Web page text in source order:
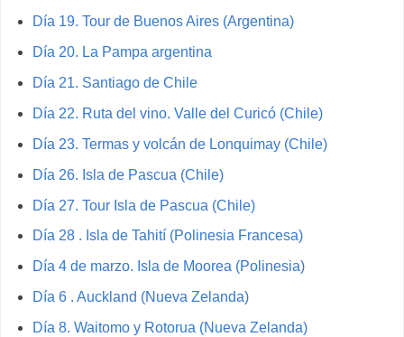
Día 19. Tour de Buenos Aires (Argentina)
Día 20. La Pampa argentina
Día 21. Santiago de Chile
Día 22. Ruta del vino. Valle del Curicó (Chile)
Día 23. Termas y volcán de Lonquimay (Chile)
Día 26. Isla de Pascua (Chile)
Día 27. Tour Isla de Pascua (Chile)
Día 28 . Isla de Tahití (Polinesia Francesa)
Día 4 de marzo. Isla de Moorea (Polinesia)
Día 6 . Auckland (Nueva Zelanda)
Día 8. Waitomo y Rotorua (Nueva Zelanda)